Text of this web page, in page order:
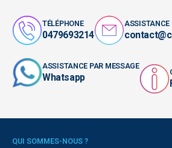
TÉLÉPHONE
0479693214
ASSISTANCE PAR MESSAGE
Whatsapp
QUI SOMMES-NOUS ?